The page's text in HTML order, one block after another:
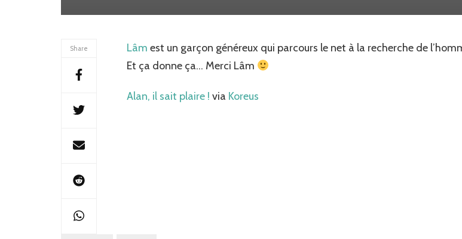
un
Share Lâm est un garçon généreux qui parcours le net à la recherche de
Et ça donne ça… Merci Lâm
Alan, il sait plaire ! via Koreus